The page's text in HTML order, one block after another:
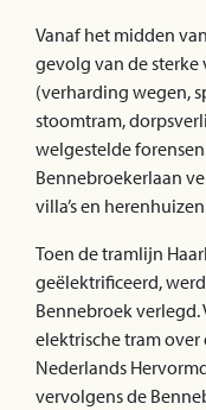
Vanaf het midden
gevolg van de
(verharding wegen,
stoomtram,
welgestelde
Bennebroekerlaan
villa’s en
Toen de tramlijn
geëlektrificeerd,
Bennebroek verlegd.
elektrische tram over
Nederlands
vervolgens de